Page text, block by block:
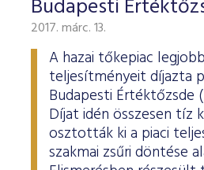
Budapesti
2017. márc. 13.
A hazai tőkepiac
teljesítményeit díjazta
Budapesti Értéktőzsde
Díjat idén összesen tíz
osztották ki a piaci
szakmai zsűri döntése